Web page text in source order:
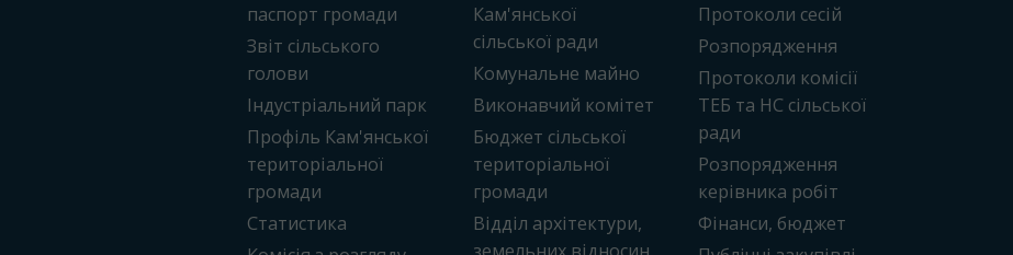
паспорт громади
Звіт сільського
голови
Індустріальний парк
Профіль Кам'янської
територіальної
громади
Статистика
Кам'янської
сільської ради
Комунальне майно
Виконавчий комітет
Бюджет сільської
територіальної
громади
Відділ архітектури,
Протоколи сесій
Розпорядження
Протоколи комісії
ТЕБ та НС сільської
ради
Розпорядження
керівника робіт
Фінанси, бюджет